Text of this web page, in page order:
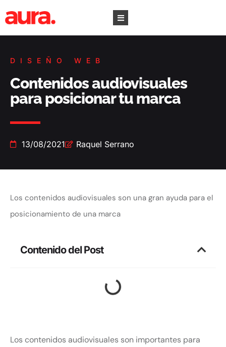
DISEÑO WEB
Contenidos audiovisuales
para posicionar tu marca
13/08/2021 Raquel Serrano
Los contenidos audiovisuales son una gran ayuda para el
posicionamiento de una marca
Contenido del Post
Los contenidos audiovisuales son importantes para